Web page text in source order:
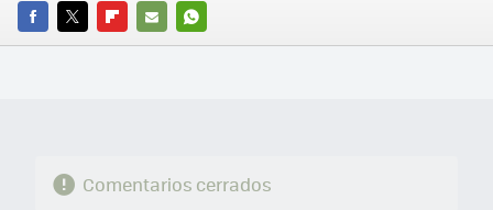
FACEBOOK
TWITTERFLIPBOARD
E-
WHATSAPP
Comentarios cerrados